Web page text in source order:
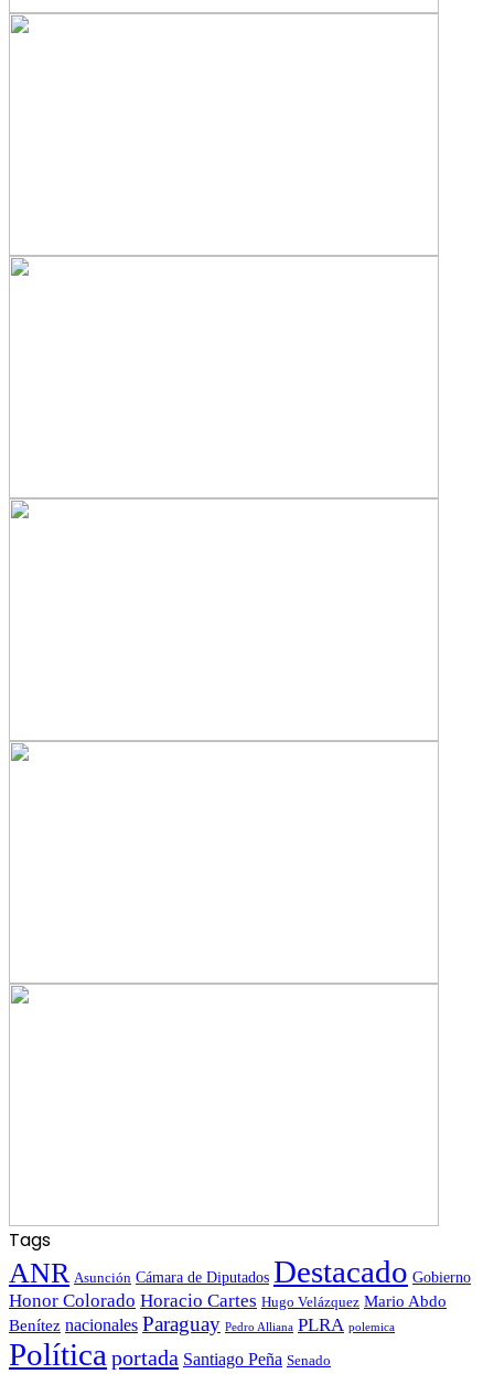
Tags
ANR Asunción Cámara de Diputados Destacado Gobierno
Honor Colorado Horacio Cartes Hugo Velázquez Mario Abdo
Benítez nacionales Paraguay Pedro Alliana PLRA polemica
Política portada Santiago Peña Senado